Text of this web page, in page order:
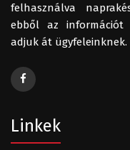
felhasználva
ebből az információt
adjuk át ügyfeleinknek.
Linkek